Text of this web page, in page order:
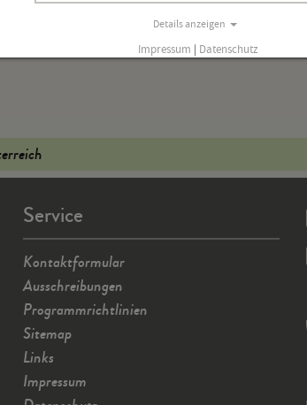
Service
Kontaktformular
Ausschreibungen
Programmrichtlinien
Sitemap
Links
Impressum
Details anzeigen
Impressum | Datenschutz